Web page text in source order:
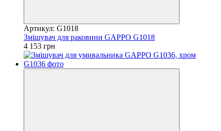
Артикул: G1018
Змішувач для раковини GAPPO G1018
4 153 грн